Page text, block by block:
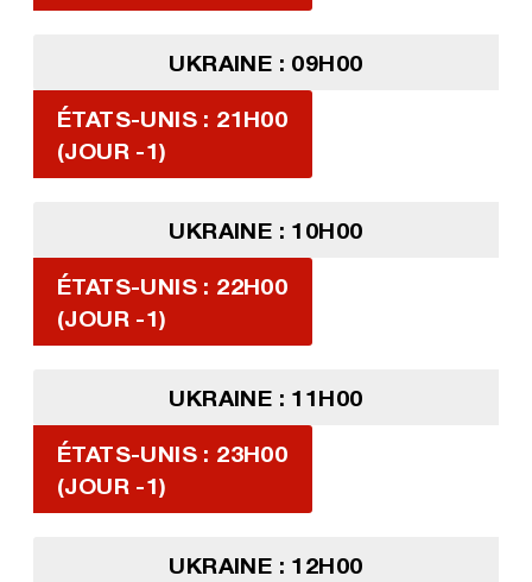
UKRAINE : 09H00
ÉTATS-UNIS : 21H00
(JOUR -1)
UKRAINE : 10H00
ÉTATS-UNIS : 22H00
(JOUR -1)
UKRAINE : 11H00
ÉTATS-UNIS : 23H00
(JOUR -1)
UKRAINE : 12H00